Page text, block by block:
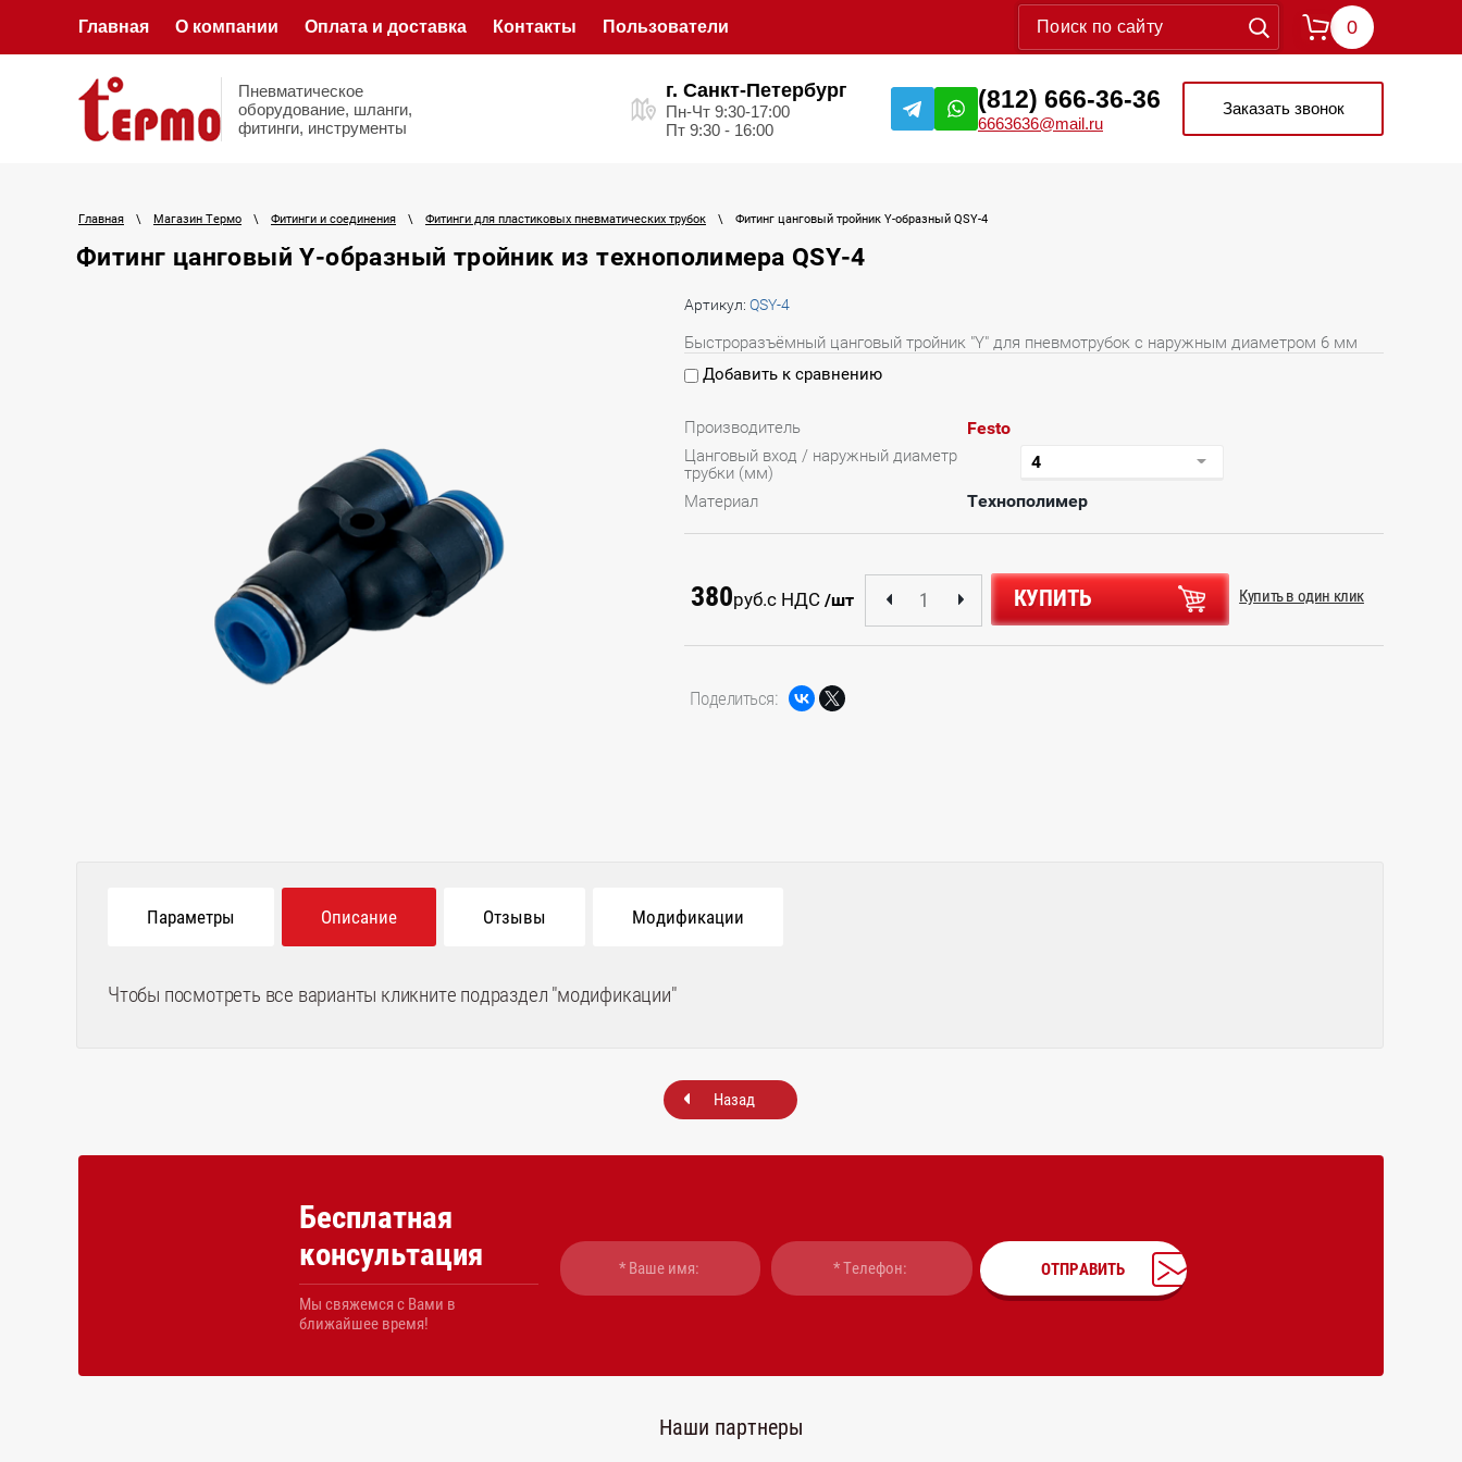
Главная О компании Оплата и доставка Контакты Пользователи 0
Пневматическое
оборудование, шланги,
фитинги, инструменты
г. Санкт-Петербург
Пн-Чт 9:30-17:00
Пт 9:30 - 16:00
(812) 666-36-36
6663636@mail.ru
Заказать звонок
Главная \ Магазин Термо \ Фитинги и соединения \ Фитинги для пластиковых пневматических трубок \ Фитинг цанговый тройник Y-образный QSY-4
Фитинг цанговый Y-образный тройник из технополимера QSY-4
Артикул: QSY-4
Быстроразъёмный цанговый тройник "Y" для пневмотрубок с наружным диаметром 6 мм
Добавить к сравнению
Производитель Festo
Цанговый вход / наружный диаметр
трубки (мм)
Материал
Технополимер
380руб.с НДС /шт КУПИТЬ Купить в один клик
Поделиться:
Параметры Описание Отзывы Модификации
Чтобы посмотреть все варианты кликните подраздел "модификации"
Назад
Бесплатная
консультация
Мы свяжемся с Вами в
ближайшее время!
ОТПРАВИТЬ
Наши партнеры